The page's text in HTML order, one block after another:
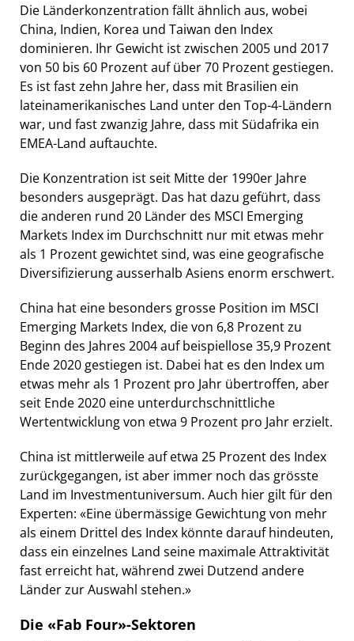
Die Länderkonzentration fällt ähnlich aus, wobei
China, Indien, Korea und Taiwan den Index
dominieren. Ihr Gewicht ist zwischen 2005 und 2017
von 50 bis 60 Prozent auf über 70 Prozent gestiegen.
Es ist fast zehn Jahre her, dass mit Brasilien ein
lateinamerikanisches Land unter den Top-4-Ländern
war, und fast zwanzig Jahre, dass mit Südafrika ein
EMEA-Land auftauchte.
Die Konzentration ist seit Mitte der 1990er Jahre
besonders ausgeprägt. Das hat dazu geführt, dass
die anderen rund 20 Länder des MSCI Emerging
Markets Index im Durchschnitt nur mit etwas mehr
als 1 Prozent gewichtet sind, was eine geografische
Diversifizierung ausserhalb Asiens enorm erschwert.
China hat eine besonders grosse Position im MSCI
Emerging Markets Index, die von 6,8 Prozent zu
Beginn des Jahres 2004 auf beispiellose 35,9 Prozent
Ende 2020 gestiegen ist. Dabei hat es den Index um
etwas mehr als 1 Prozent pro Jahr übertroffen, aber
seit Ende 2020 eine unterdurchschnittliche
Wertentwicklung von etwa 9 Prozent pro Jahr erzielt.
China ist mittlerweile auf etwa 25 Prozent des Index
zurückgegangen, ist aber immer noch das grösste
Land im Investmentuniversum. Auch hier gilt für den
Experten: «Eine übermässige Gewichtung von mehr
als einem Drittel des Index könnte darauf hindeuten,
dass ein einzelnes Land seine maximale Attraktivität
fast erreicht hat, während zwei Dutzend andere
Länder zur Auswahl stehen.»
Die «Fab Four»-Sektoren